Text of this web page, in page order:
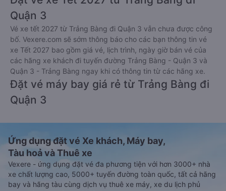
Xem hướng dẫn chi tiết, minh họa bằng hình ảnh
Đặt vé xe Tết 2027 từ Trảng Bàng đi
Quận 3
Vé xe tết 2027 từ Trảng Bàng đi Quận 3 vẫn chưa được công
bố. Vexere.com sẽ sớm thông báo cho các bạn thông tin vé
xe Tết 2027 bao gồm giá vé, lịch trình, ngày giờ bán vé của
các hãng xe khách đi tuyến đường Trảng Bàng - Quận 3 và
Quận 3 - Trảng Bàng ngay khi có thông tin từ các hãng xe.
Đặt vé máy bay giá rẻ từ Trảng Bàng đi
Quận 3
Ứng dụng đặt vé Xe khách, Máy bay,